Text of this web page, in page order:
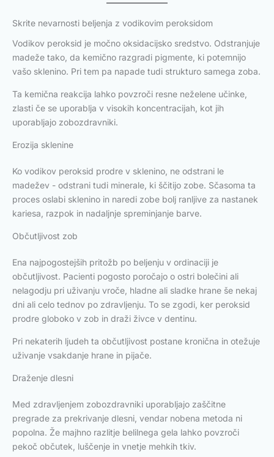
Skrite nevarnosti beljenja z vodikovim peroksidom
Vodikov peroksid je močno oksidacijsko sredstvo. Odstranjuje
madeže tako, da kemično razgradi pigmente, ki potemnijo
vašo sklenino. Pri tem pa napade tudi strukturo samega zoba.
Ta kemična reakcija lahko povzroči resne neželene učinke,
zlasti če se uporablja v visokih koncentracijah, kot jih
uporabljajo zobozdravniki.
Erozija sklenine
Ko vodikov peroksid prodre v sklenino, ne odstrani le
madežev - odstrani tudi minerale, ki ščitijo zobe. Sčasoma ta
proces oslabi sklenino in naredi zobe bolj ranljive za nastanek
kariesa, razpok in nadaljnje spreminjanje barve.
Občutljivost zob
Ena najpogostejših pritožb po beljenju v ordinaciji je
občutljivost. Pacienti pogosto poročajo o ostri bolečini ali
nelagodju pri uživanju vroče, hladne ali sladke hrane še nekaj
dni ali celo tednov po zdravljenju. To se zgodi, ker peroksid
prodre globoko v zob in draži živce v dentinu.
Pri nekaterih ljudeh ta občutljivost postane kronična in otežuje
uživanje vsakdanje hrane in pijače.
Draženje dlesni
Med zdravljenjem zobozdravniki uporabljajo zaščitne
pregrade za prekrivanje dlesni, vendar nobena metoda ni
popolna. Že majhno razlitje belilnega gela lahko povzroči
pekoč občutek, luščenje in vnetje mehkih tkiv.